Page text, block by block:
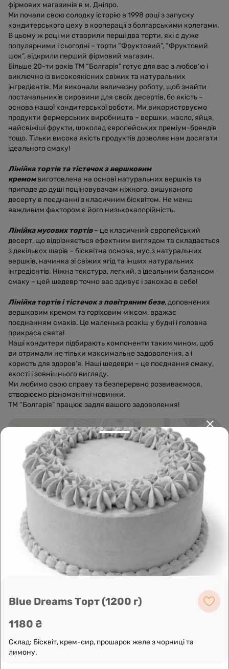
фірмових магазинів в м. Дніпро.
Ми почали свою солодку історію в 1998 році з запуску
кондитерського цеху в кооперації з болгарськими колегами.
В цьому ж році ми створили перші два торти, які є дуже
популярними і сьогодні – торти “Фруктовий”, “Фруктовий
шок”, відкрили перший фірмовий магазин.
Більше 20-ти років ТМ “Болгарія” готує для вас з любов’ю і
виключно із високоякісних свіжих та натуральних
інгредієнтів. Ми виконали величезну роботу, щоб знайти
постачальників сировини для своїх десертів, бо якість –
основа нашої кондитерської роботи. Ми використовуємо
продукти фермерських виробництв – вершки, масло, яйця,
найсвіжіші фрукти, шоколад європейських преміум-брендів
тощо. Тільки висока якість продуктів дозволяє нам досягати
ідеального смаку!
Лінійка тортів та тістечок з вершковим
кремомвиготовлена на основі натуральних вершків та
припаде до душі поціновувачам ніжного, вишуканого
десерту в поєднанні з класичним бісквітом. Не менш
важливим фактором є його низькокалорійність.
Лінійка мусових тортів– це класичний європейський
десерт, що відрізняється ефектним виглядом та складається
з декількох шарів – бісквітна основа, мус з натуральних
вершків, начинка зі свіжих ягід та інших натуральних
інгредієнтів. Ніжна текстура, легкий, з ідеальним балансом
смаку – цей шедевр точно вас здивує і закохає в себе!
Лінійка тортів і тістечок з повітряним безе, доповнених
вершковим кремом та горіховим міксом, вражає
поєднанням смаків. Це маленька розкіш у будні і головна
прикраса свята!
Наші кондитери підбирають компоненти таким чином, щоб
ви отримали не тільки максимальне задоволення, а і
користь для здоров’я. Наші шедеври – це поєднання смаку,
якості і зовнішнього вигляду.
Ми любимо свою справу та безперервно розвиваємося,
створюємо різноманітні новинки.
ТМ “Болгарія” працює задля вашого задоволення!
OpenStreetMap
Blue Dreams Торт (1200 г)
1180 ₴
Склад: Бісквіт, крем-сир, прошарок желе з чорниці та
лимону.